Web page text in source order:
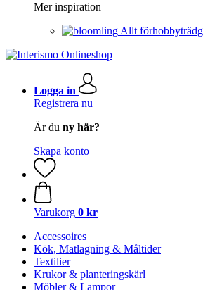
Mer inspiration
Allt
Logga in
Registrera nu
Är du ny här?
Skapa konto
Varukorg 0 kr
Accessoires
Kök, Matlagning & Måltider
Textilier
Krukor & planteringskärl
Möbler & Lampor